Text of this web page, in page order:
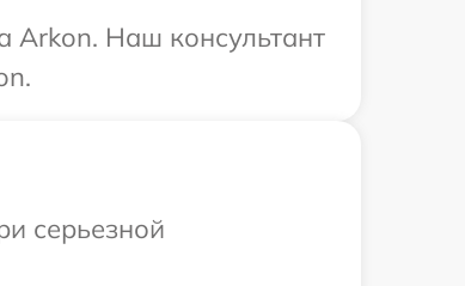
Arkon. Наш консультант
серьезной